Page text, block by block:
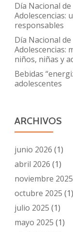
Día Nacional
Adolescencias:
responsables
Día Nacional
Adolescencias:
niños, niñas y
Bebidas
adolescentes
ARCHIVOS
junio 2026 (1)
abril 2026 (1)
noviembre 2025
octubre 2025 (1)
julio 2025 (1)
mayo 2025 (1)